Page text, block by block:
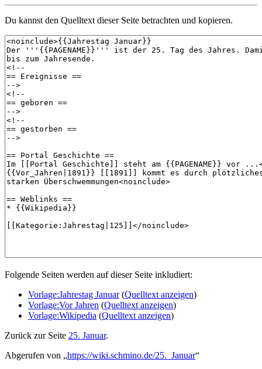
Du kannst den Quelltext dieser Seite betrachten und kopieren.
Folgende Seiten werden auf dieser Seite inkludiert:
Vorlage:Jahrestag Januar(Quelltext anzeigen)
Vorlage:Vor Jahren (Quelltext anzeigen)
Vorlage:Wikipedia (Quelltext anzeigen)
Zurück zur Seite 25. Januar.
Abgerufen von „https://wiki.schmino.de/25._Januar“